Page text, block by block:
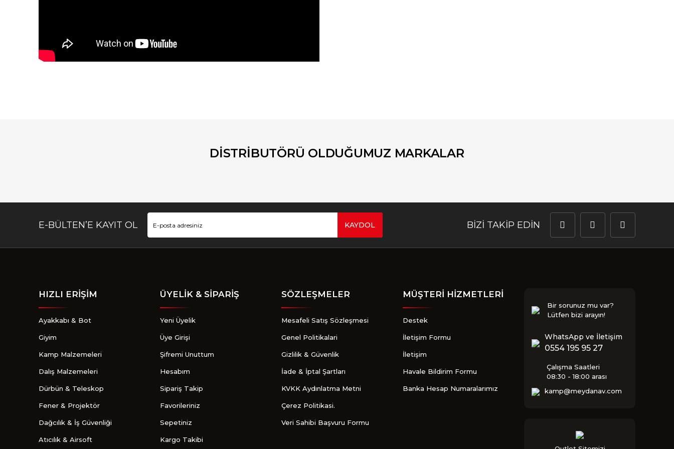
Yorum Yaz
DİSTRİBUTÖRÜ OLDUĞUMUZ MARKALAR
E-BÜLTEN’E KAYIT OL KAYDOL BİZİ TAKİP EDİN
HIZLI ERİŞİM
Ayakkabı & Bot
Giyim
Kamp Malzemeleri
Dalış Malzemeleri
Dürbün & Teleskop
Fener & Projektör
Dağcılık & İş Güvenliği
Atıcılık & Airsoft
ÜYELİK & SİPARİŞ
Yeni Üyelik
Üye Girişi
Şifremi Unuttum
Hesabım
Sipariş Takip
Favorileriniz
Sepetiniz
Kargo Takibi
SÖZLEŞMELER
Mesafeli Satış Sözleşmesi
Genel Politikalari
Gizlilik & Güvenlik
İade & İptal Şartları
KVKK Aydınlatma Metni
Çerez Politikasi.
Veri Sahibi Başvuru Formu
MÜŞTERİ HİZMETLERİ
Destek
İletişim Formu
İletişim
Havale Bildirim Formu
Banka Hesap Numaralarımız
Bir sorunuz mu var?
Lütfen bizi arayın!
WhatsApp ve İletişim
0554 195 95 27
Çalışma Saatleri
08:30 - 18:00 arası
kamp@meydanav.com